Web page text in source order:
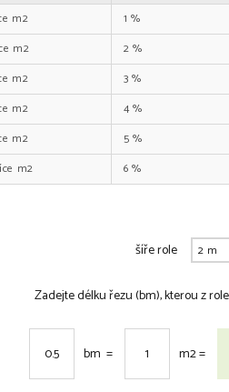
m2 1 %
m2 2 %
m2 3 %
m2 4%
m2 5 %
m2 6 %
šíře role
Zadejte délku řezu (bm), kterou z
bm = m2=